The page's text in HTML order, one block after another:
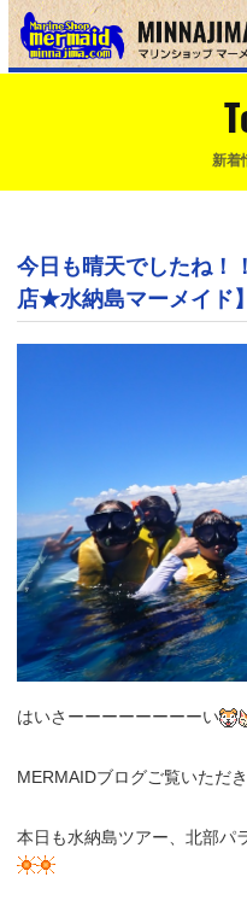
新着
今日も晴天でしたね！
店★水納島マーメイド】
はいさーーーーーーーーい
MERMAIDブログご覧いただ
本日も水納島ツアー、北部パ